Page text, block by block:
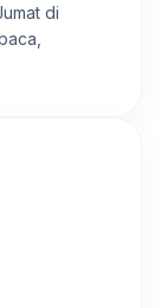
di